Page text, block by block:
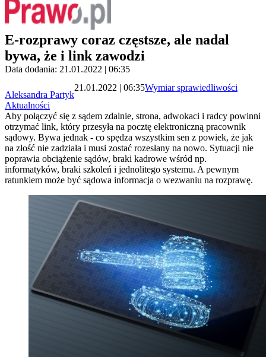
E-rozprawy coraz częstsze, ale nadal
bywa, że i link zawodzi
Data dodania: 21.01.2022 | 06:35
Aleksandra Partyk
21.01.2022 | 06:35Wymiar sprawiedliwości
Aktualności
Aby połączyć się z sądem zdalnie, strona, adwokaci i radcy powinni
otrzymać link, który przesyła na pocztę elektroniczną pracownik
sądowy. Bywa jednak - co spędza wszystkim sen z powiek, że jak
na złość nie zadziała i musi zostać rozesłany na nowo. Sytuacji nie
poprawia obciążenie sądów, braki kadrowe wśród np.
informatyków, braki szkoleń i jednolitego systemu. A pewnym
ratunkiem może być sądowa informacja o wezwaniu na rozprawę.